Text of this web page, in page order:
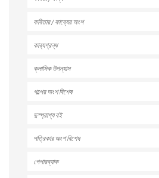
কবিতার / কাব্যের অংশ
কাব্যগ্রন্থ
ক্লাসিক উপন্যাস
গল্পের অংশ বিশেষ
দুস্প্রাপ্য বই
পত্রিকার অংশ বিশেষ
পেপারব্যাক